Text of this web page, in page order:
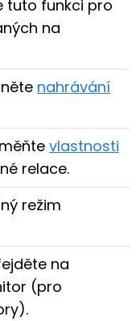
tuto funkci pro
na
nahrávání
vlastnosti
relace.
režim
na
(pro